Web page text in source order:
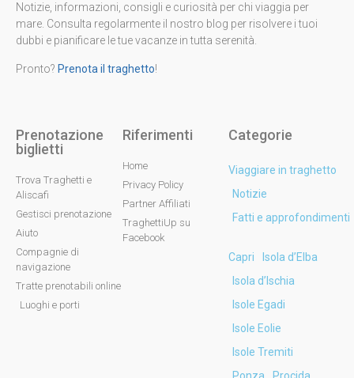
Notizie, informazioni, consigli e curiosità per chi viaggia per
mare. Consulta regolarmente il nostro blog per risolvere i tuoi
dubbi e pianificare le tue vacanze in tutta serenità.
Pronto? Prenota il traghetto!
Prenotazione
biglietti
Trova Traghetti e
Aliscafi
Gestisci prenotazione
Aiuto
Compagnie di
navigazione
Tratte prenotabili online
Luoghi e porti
Riferimenti
Home
Privacy Policy
Partner Affiliati
TraghettiUp su
Facebook
Categorie
Viaggiare in traghetto
Notizie
Fatti e approfondimenti
Capri
Isola d’Elba
Isola d’Ischia
Isole Egadi
Isole Eolie
Isole Tremiti